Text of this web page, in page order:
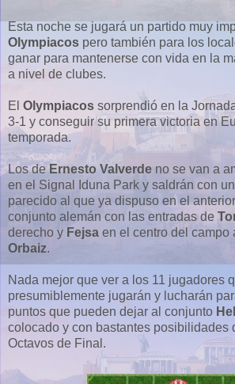
Esta noche se jugará un partido muy
Olympiacos pero también para los
ganar para mantenerse con vida en la
a nivel de clubes.
El Olympiacos sorprendió en la
3-1 y conseguir su primera victoria en
temporada.
Los deErnesto Valverde no se van a
en el Signal Iduna Park y saldrán con
parecido al que ya dispuso en el
conjunto alemán con las entradas de
derecho y Fejsa en el centro del campo
Orbaiz.
Nada mejor que ver a los 11 jugadores
presumiblemente jugarán y lucharán
puntos que pueden dejar al conjunto
colocado y con bastantes posibilidades
Octavos de Final.